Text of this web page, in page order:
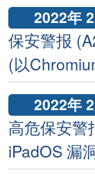
2022年
保安警报
(以
2022年
高危保安警
iPadOS 漏